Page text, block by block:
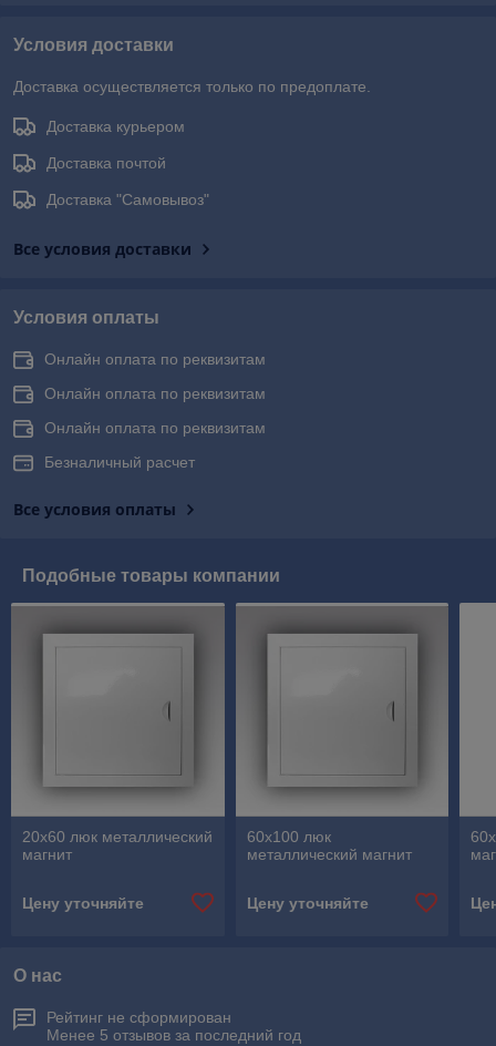
Условия доставки
Доставка осуществляется только по предоплате.
Доставка курьером
Доставка почтой
Доставка "Самовывоз"
Все условия доставки
Условия оплаты
Онлайн оплата по реквизитам
Онлайн оплата по реквизитам
Онлайн оплата по реквизитам
Безналичный расчет
Все условия оплаты
Подобные товары компании
20х60 люк металлический
магнит
Цену уточняйте
60х100 люк
металлический магнит
Цену уточняйте
О нас
Рейтинг не сформирован
Менее 5 отзывов за последний год